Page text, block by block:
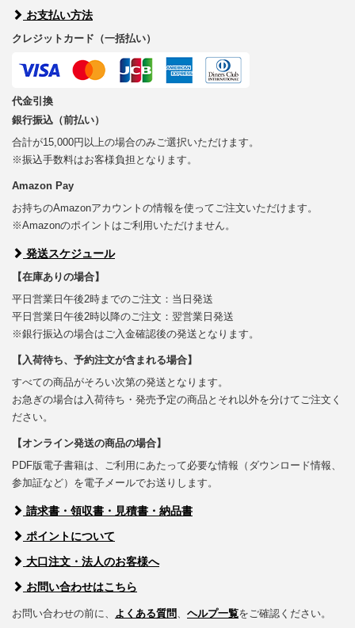
お支払い方法
クレジットカード（一括払い）
代金引換
銀行振込（前払い）
合計が15,000円以上の場合のみご選択いただけます。
※振込手数料はお客様負担となります。
Amazon Pay
お持ちのAmazonアカウントの情報を使ってご注文いただけます。
※Amazonのポイントはご利用いただけません。
発送スケジュール
【在庫ありの場合】
平日営業日午後2時までのご注文：当日発送
平日営業日午後2時以降のご注文：翌営業日発送
※銀行振込の場合はご入金確認後の発送となります。
【入荷待ち、予約注文が含まれる場合】
すべての商品がそろい次第の発送となります。
お急ぎの場合は入荷待ち・発売予定の商品とそれ以外を分けてご注文く
ださい。
【オンライン発送の商品の場合】
PDF版電子書籍は、ご利用にあたって必要な情報（ダウンロード情報、
参加証など）を電子メールでお送りします。
請求書・領収書・見積書・納品書
ポイントについて
大口注文・法人のお客様へ
お問い合わせはこちら
お問い合わせの前に、 よくある質問、 ヘルプ一覧をご確認ください。